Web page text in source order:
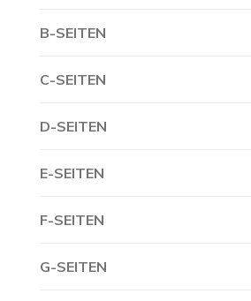
B-SEITEN
C-SEITEN
D-SEITEN
E-SEITEN
F-SEITEN
G-SEITEN